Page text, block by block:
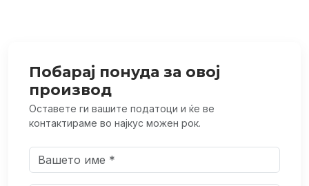
Побарај понуда за овој
производ
Оставете ги вашите податоци и ќе ве
контактираме во најкус можен рок.